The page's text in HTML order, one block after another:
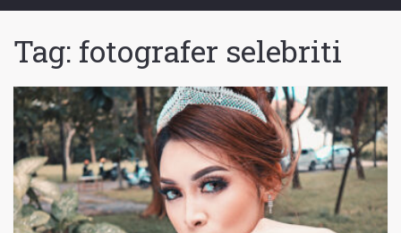
Tag: fotografer selebriti